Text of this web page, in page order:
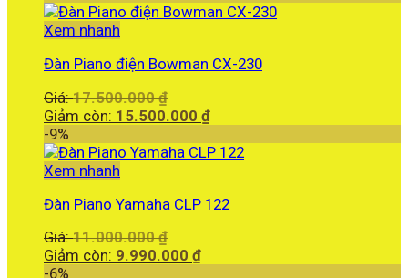
438.000.000 ₫.
tại
Xem nhanh
Đàn Piano điện Bowman CX-230
Giá:17.500.000₫
gốc
17.500.000 ₫.
Giảm còn: 15.500.000 ₫Giá
tại
-9%
Xem nhanh
Đàn Piano Yamaha CLP 122
Giá:11.000.000₫
gốc
Giảm còn: 9.990.000 ₫Giá
-6%